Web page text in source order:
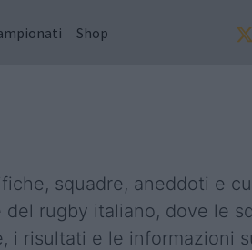
Shop
squadre, aneddoti e
rugby italiano, dove le
i risultati e le informazioni